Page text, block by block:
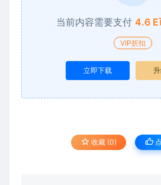
当前内容需要支付 4.6 E
VIP折扣
立即下载
收藏 (0)